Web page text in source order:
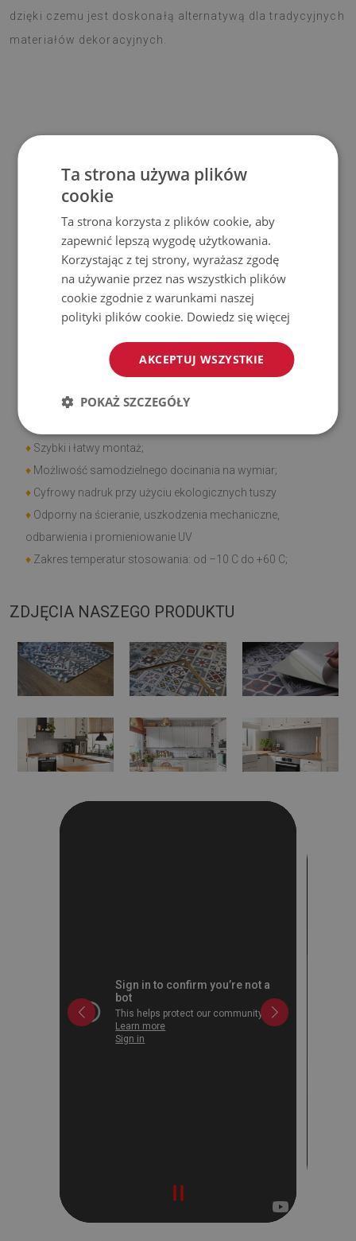
dzięki czemu jest doskonałą alternatywą dla tradycyjnych
materiałów dekoracyjnych.
Materiał
Wymiar panelu: 100x50 cm
Grubość panelu: 1,6 mm
Materiał: Winyl wzmocniony siatką PES z klejem
Zastosowanie
Wnętrza pomieszczeń;
Ściany, podłogi, sufity;
Może być naklejony na panele, kafelki, metal czy farbę.
♦
♦ Szybki i łatwy montaż;
♦ Możliwość samodzielnego docinania na wymiar;
♦ Cyfrowy nadruk przy użyciu ekologicznych tuszy
♦ Odporny na ścieranie, uszkodzenia mechaniczne,
odbarwienia i promieniowanie UV
♦ Zakres temperatur stosowania: od –10 C do +60 C;
ZDJĘCIA NASZEGO PRODUKTU
Ta strona używa plików
cookie
Ta strona korzysta z plików cookie, aby
zapewnić lepszą wygodę użytkowania.
Korzystając z tej strony, wyrażasz zgodę
na używanie przez nas wszystkich plików
cookie zgodnie z warunkami naszej
polityki plików cookie. Dowiedz się więcej
AKCEPTUJ WSZYSTKIE
POKAŻ SZCZEGÓŁY